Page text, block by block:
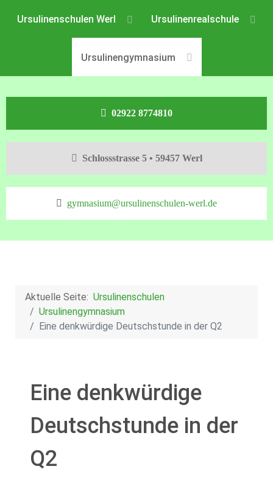
Ursulinenschulen Werl Ursulinenrealschule
Ursulinengymnasium
02922 8774810
Schlossstrasse 5 • 59457 Werl
gymnasium@ursulinenschulen-werl.de
Aktuelle Seite: Ursulinenschulen
Ursulinengymnasium
Eine denkwürdige Deutschstunde in der Q2
Eine denkwürdige
Deutschstunde in der
Q2